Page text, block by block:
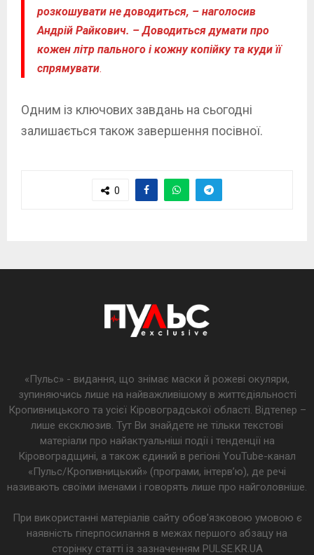
розкошувати не доводиться, – наголосив
Андрій Райкович. – Доводиться думати про
кожен літр пального і кожну копійку та куди її
спрямувати.
Одним із ключових завдань на сьогодні
залишається також завершення посівної.
0
«Пульс» - видання, що знімає маски й рожеві окуляри,
зупиняючись лише на найважливішому в життєдіяльності
Кропивницького та усієї Кіровоградської області. Відтепер –
лише ексклюзив. Тут Ви знайдете не тільки текстові
матеріали про найактуальніші події і тенденції на
Кіровоградщині, а також єдиний в регіоні YouTube-канал
«Пульс/Кропивницький» (програми, інтерв’ю), де речі
називають своїми іменами і говорять лише про найголовніше.
При використанні матеріалів сайту обов'язковою умовою є
наявність гіперпосилання в межах першого абзацу на
сторінку статті із зазначенням PULSE.KR.UA